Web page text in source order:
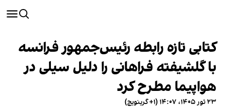
کتابی تازه رابطه رئیس‌جمهور فرانسه
با گلشیفته فراهانی را دلیل سیلی در
هواپیما مطرح کرد
۲۳ ثور ۱۴۰۵، ۱۴:۰۷ (‎+۱ گرینویچ)